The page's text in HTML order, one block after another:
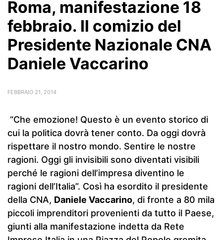
Roma, manifestazione 18
febbraio. Il comizio del
Presidente Nazionale CNA
Daniele Vaccarino
FEBBRAIO 21, 2014
“Che emozione! Questo è un evento storico di
cui la politica dovrà tener conto. Da oggi dovrà
rispettare il nostro mondo. Sentire le nostre
ragioni. Oggi gli invisibili sono diventati visibili
perché le ragioni dell’impresa diventino le
ragioni dell’Italia”. Così ha esordito il presidente
della CNA, Daniele Vaccarino, di fronte a 80 mila
piccoli imprenditori provenienti da tutto il Paese,
giunti alla manifestazione indetta da Rete